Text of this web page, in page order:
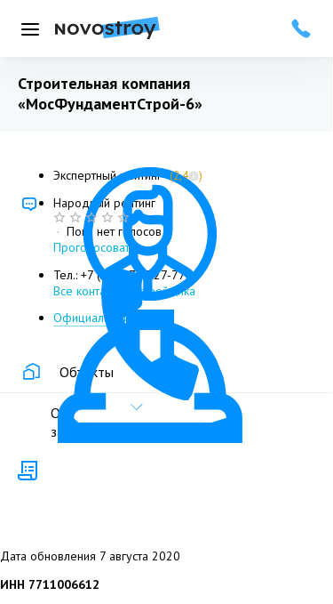
Меню
Строительная компания
«МосФундаментСтрой-6»
Экспертный рейтинг (2,4 )
Народный рейтинг
· Пока нет голосов
Проголосовать
Тел.: +7 (495) 777-27-77
Все контакты застройщика
Официальный сайт
Объекты
О
застройщике
Дата обновления 7 августа 2020
ИНН 7711006612